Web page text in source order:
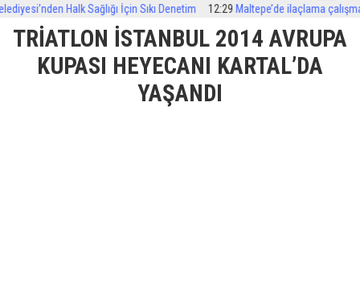
Halk Sağlığı İçin Sıkı Denetim 12:29 Maltepe’de ilaçlama çalışmaları
TRİATLON İSTANBUL 2014 AVRUPA
KUPASI HEYECANI KARTAL’DA
YAŞANDI